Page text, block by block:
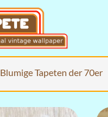
Blumige Tapeten der 70er